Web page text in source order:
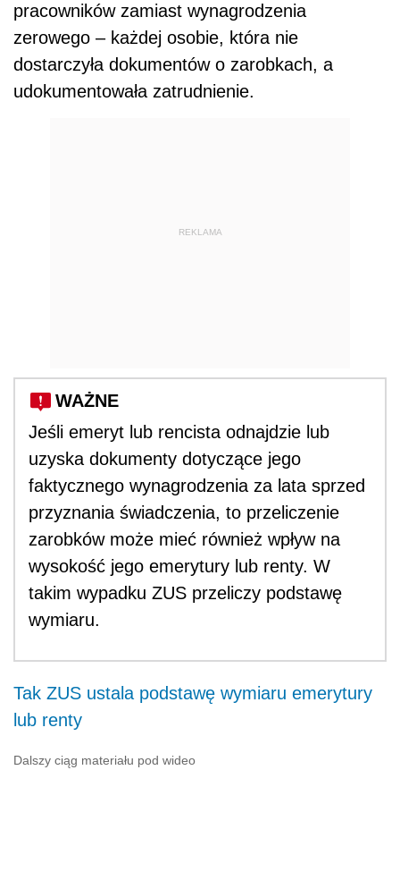
pracowników zamiast wynagrodzenia
zerowego – każdej osobie, która nie
dostarczyła dokumentów o zarobkach, a
udokumentowała zatrudnienie.
REKLAMA
WAŻNE
Jeśli emeryt lub rencista odnajdzie lub
uzyska dokumenty dotyczące jego
faktycznego wynagrodzenia za lata sprzed
przyznania świadczenia, to przeliczenie
zarobków może mieć również wpływ na
wysokość jego emerytury lub renty. W
takim wypadku ZUS przeliczy podstawę
wymiaru.
Tak ZUS ustala podstawę wymiaru emerytury
lub renty
Dalszy ciąg materiału pod wideo